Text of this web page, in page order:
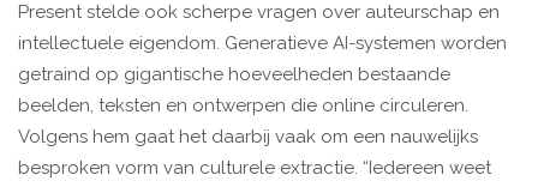
Present stelde ook scherpe vragen over auteurschap en
intellectuele eigendom. Generatieve AI-systemen worden
getraind op gigantische hoeveelheden bestaande
beelden, teksten en ontwerpen die online circuleren.
Volgens hem gaat het daarbij vaak om een nauwelijks
besproken vorm van culturele extractie. “Iedereen weet